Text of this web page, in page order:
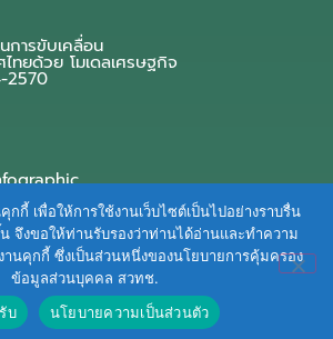
การขับเคลื่อน
ทยด้วย โมเดลเศรษฐกิจ
2570
กกี้ เพื่อให้การใช้งานเว็บไซต์เป็นไปอย่างราบรื่น
จึงขอให้ท่านรับรองว่าท่านได้อ่านและทำความ
านคุกกี้ ซึ่งเป็นส่วนหนึ่งของนโยบายการคุ้มครอง
ข้อมูลส่วนบุคคล สวทช.
บ
นโยบายความเป็นส่วนตัว